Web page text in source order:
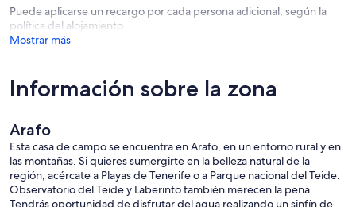
Puede aplicarse un recargo por cada persona adicional, según la
política del alojamiento.
Mostrar más
Información sobre la zona
Arafo
Esta casa de campo se encuentra en Arafo, en un entorno rural y en
las montañas. Si quieres sumergirte en la belleza natural de la
región, acércate a Playas de Tenerife o a Parque nacional del Teide.
Observatorio del Teide y Laberinto también merecen la pena.
Tendrás oportunidad de disfrutar del agua realizando un sinfín de